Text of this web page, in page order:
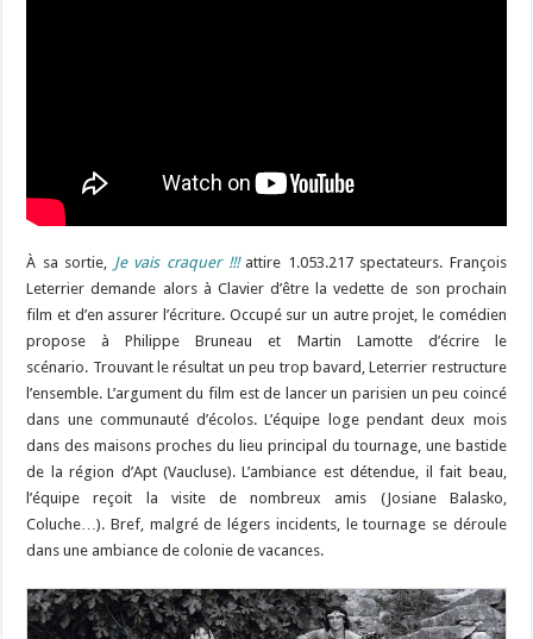
À sa sortie, Je vais craquer !!!attire 1.053.217 spectateurs. François
Leterrier demande alors à Clavier d’être la vedette de son prochain
film et d’en assurer l’écriture. Occupé sur un autre projet, le comédien
propose à Philippe Bruneau et Martin Lamotte d’écrire le
scénario. Trouvant le résultat un peu trop bavard, Leterrier restructure
l’ensemble. L’argument du film est de lancer un parisien un peu coincé
dans une communauté d’écolos. L’équipe loge pendant deux mois
dans des maisons proches du lieu principal du tournage, une bastide
de la région d’Apt (Vaucluse). L’ambiance est détendue, il fait beau,
l’équipe reçoit la visite de nombreux amis (Josiane Balasko,
Coluche…). Bref, malgré de légers incidents, le tournage se déroule
dans une ambiance de colonie de vacances.